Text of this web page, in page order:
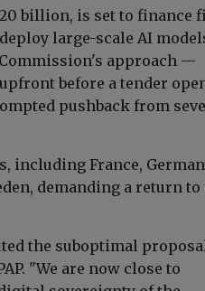
billion, is set to finance
large-scale AI
approach —
before a tender
pushback from
including France,
demanding a return to
the suboptimal
"We are now close to